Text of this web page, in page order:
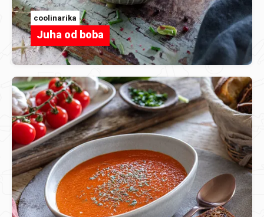
coolinarika
Juha od boba